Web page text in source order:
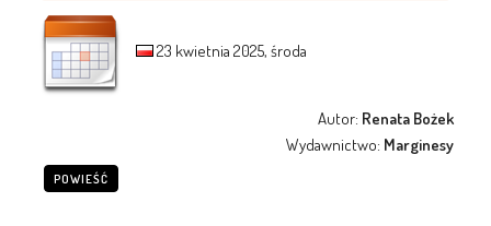
23 kwietnia 2025, środa
Autor: Renata Bożek
Wydawnictwo: Marginesy
POWIEŚĆ